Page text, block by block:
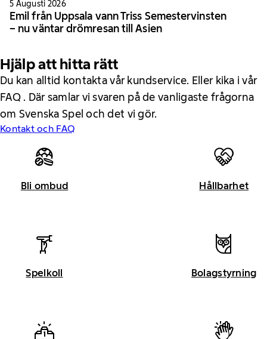
5 Augusti 2026
Emil från Uppsala vann Triss Semestervinsten
– nu väntar drömresan till Asien
Hjälp att hitta rätt
Du kan alltid kontakta vår kundservice. Eller kika i vår
FAQ . Där samlar vi svaren på de vanligaste frågorna
om Svenska Spel och det vi gör.
Kontakt och FAQ
Bli ombud Hållbarhet
Spelkoll Bolagstyrning